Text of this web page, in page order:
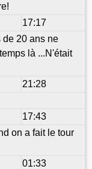
17:17
20 ans ne
là ...N'était
21:28
17:43
on a fait le tour
01:33